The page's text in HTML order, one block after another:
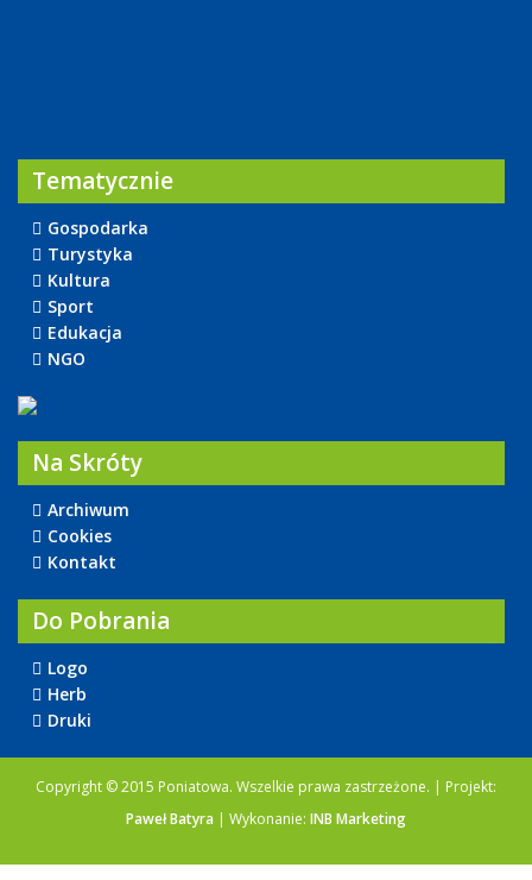
Tematycznie
Gospodarka
Turystyka
Kultura
Sport
Edukacja
NGO
Na Skróty
Archiwum
Cookies
Kontakt
Do Pobrania
Logo
Herb
Druki
Copyright © 2015 Poniatowa. Wszelkie prawa zastrzeżone. | Projekt:
Paweł Batyra | Wykonanie: INB Marketing